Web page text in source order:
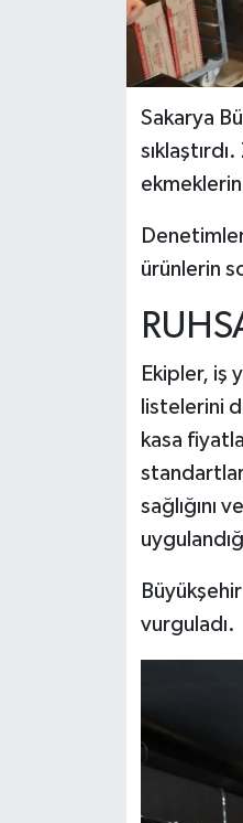
Sakarya
ürünlerin
Ekipler, iş
listelerini
kasa
sağlığını
vurguladı.